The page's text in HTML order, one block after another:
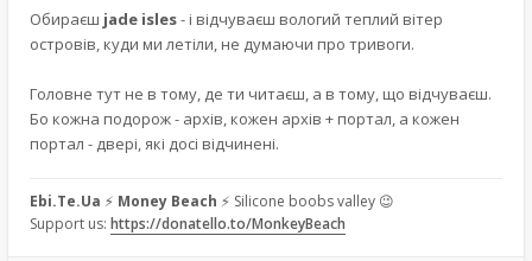
Обираєш jade isles- і відчуваєш вологий теплий вітер
островів, куди ми летіли, не думаючи про тривоги.
Головне тут не в тому, де ти читаєш, а в тому, що відчуваєш.
Бо кожна подорож - архів, кожен архів + портал, а кожен
портал - двері, які досі відчинені.
Ebi.Te.Ua ⚡ Money Beach ⚡ Silicone boobs valley 😉
Support us: https://donatello.to/MonkeyBeach